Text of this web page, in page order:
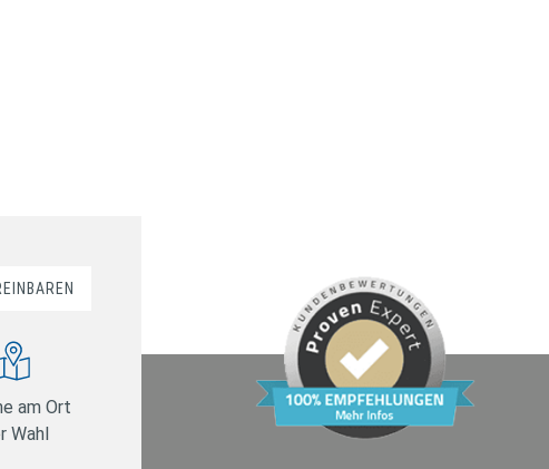
am Ort
Wahl